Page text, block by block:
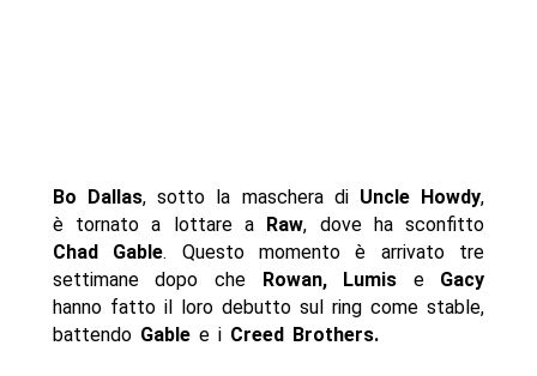
Bo Dallas, sotto la maschera di Uncle Howdy,
è tornato a lottare a
Raw, dove ha sconfitto
Chad Gable. Questo momento è arrivato tre
settimane dopo che
Rowan, Lumis e Gacy
hanno fatto il loro debutto sul ring come stable,
battendo Gablee iCreed Brothers.